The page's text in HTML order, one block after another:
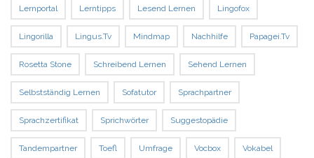
Lernportal Lerntipps Lesend Lernen Lingofox
Lingorilla Lingus.tv Mindmap Nachhilfe Papagei.tv
Rosetta Stone Schreibend Lernen Sehend Lernen
Selbstständig Lernen Sofatutor Sprachpartner
Sprachzertifikat Sprichwörter Suggestopädie
Tandempartner Toefl Umfrage Vocbox Vokabel